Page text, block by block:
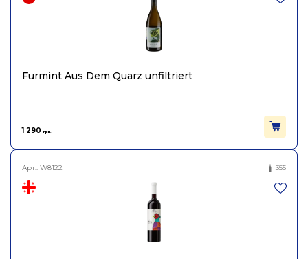
Furmint Aus Dem Quarz unfiltriert
1 290 грн.
Арт.: W8122 355